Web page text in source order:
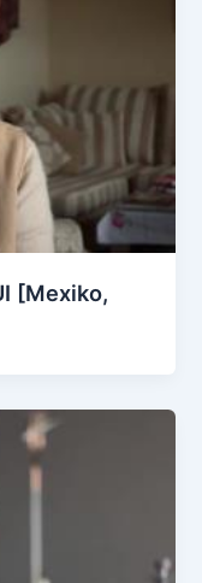
[Mexiko,